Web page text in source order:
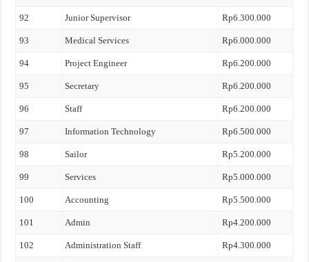
92 Junior Supervisor Rp6.300.000
93 Medical Services Rp6.000.000
94 Project Engineer Rp6.200.000
95 Secretary Rp6.200.000
96 Staff Rp6.200.000
97 Information Technology Rp6.500.000
98 Sailor Rp5.200.000
99 Services Rp5.000.000
100 Accounting Rp5.500.000
101 Admin Rp4.200.000
102 Administration Staff Rp4.300.000